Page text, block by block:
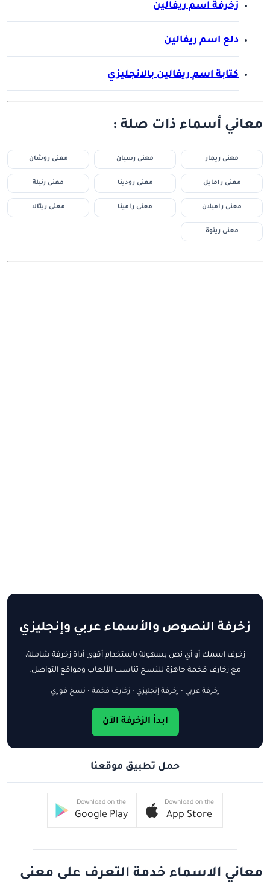
زخرفة اسم ريفالين
دلع اسم ريفالين
كتابة اسم ريفالين بالانجليزي
معاني أسماء ذات صلة :
معنى ريمار معنى رسيان معنى روشان
معنى رامايل معنى رودينا معنى رئيلة
معنى راميلان معنى رامينا معنى ريتالا
معنى رينوة
زخرفة النصوص والأسماء عربي وإنجليزي
زخرف اسمك أو أي نص بسهولة باستخدام أقوى أداة زخرفة شاملة،
مع زخارف فخمة جاهزة للنسخ تناسب الألعاب ومواقع التواصل.
زخرفة عربي • زخرفة إنجليزي • زخارف فخمة • نسخ فوري
ابدأ الزخرفة الآن
حمل تطبيق موقعنا
Download on the
App Store
Download on the
Google Play
معاني الاسماء خدمة التعرف على معنى